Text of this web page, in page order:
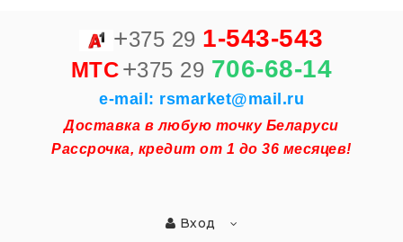
+375 29 1-543-543
MTC+375 29 706-68-14
e-mail: rsmarket@mail.ru
Доставка в любую точку Беларуси
Рассрочка, кредит от 1 до 36 месяцев!
Вход